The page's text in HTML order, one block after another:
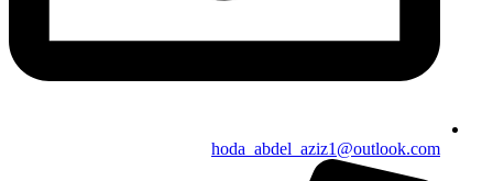
hoda_abdel_aziz1@outlook.com